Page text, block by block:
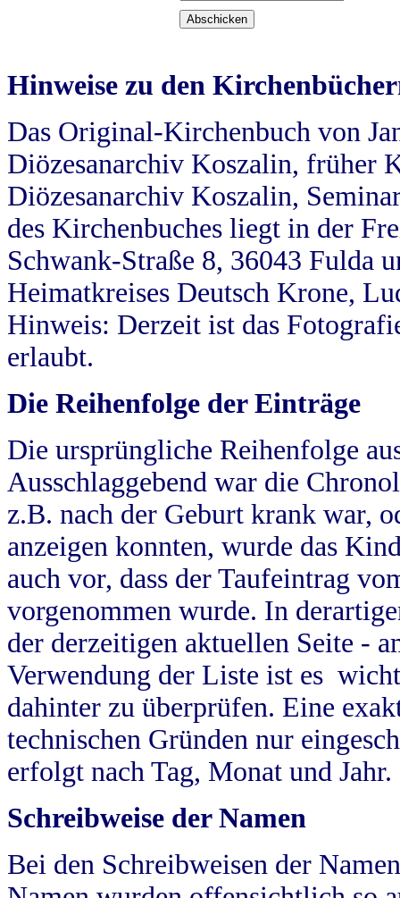
Hinweise zu den
Das Original-Kirchenbuch von
Diözesanarchiv Koszalin, früher
Diözesanarchiv Koszalin,
des Kirchenbuches liegt in der
Schwank-Straße 8, 36043 Fulda
Heimatkreises Deutsch Krone,
Hinweis: Derzeit ist das
erlaubt.
Die Reihenfolge der Einträge
Die ursprüngliche Reihenfolge
Ausschlaggebend war die
z.B. nach der Geburt krank war,
anzeigen konnten, wurde das
auch vor, dass der Taufeintrag
vorgenommen wurde. In
der derzeitigen aktuellen Seite -
Verwendung der Liste ist es
dahinter zu überprüfen. Eine
technischen Gründen nur
erfolgt nach Tag, Monat und Jahr.
Schreibweise der Namen
Bei den Schreibweisen der